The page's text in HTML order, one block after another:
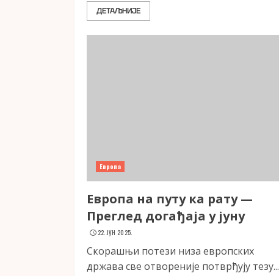
ДЕТАЉНИЈЕ
Европа
Европа на путу ка рату —
Преглед догађаја у јуну
22. ЈУН 2025.
Скорашњи потези низа европских
држава све отвореније потврђују тезу...